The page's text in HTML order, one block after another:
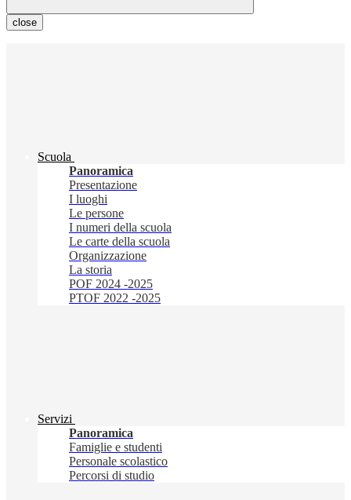
close
Scuola
Panoramica
Presentazione
I luoghi
Le persone
I numeri della scuola
Le carte della scuola
Organizzazione
La storia
POF 2024 -2025
PTOF 2022 -2025
Servizi
Panoramica
Famiglie e studenti
Personale scolastico
Percorsi di studio